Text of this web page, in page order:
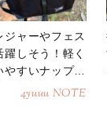
ジャーやフェス
躍しそう！軽く
やすいナップサ
4yuuu NOTE